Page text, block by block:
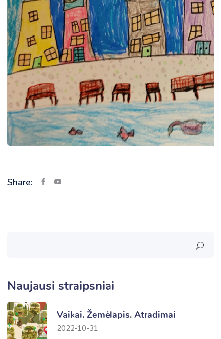
Share:
Naujausi straipsniai
Vaikai. Žemėlapis. Atradimai
2022-10-31